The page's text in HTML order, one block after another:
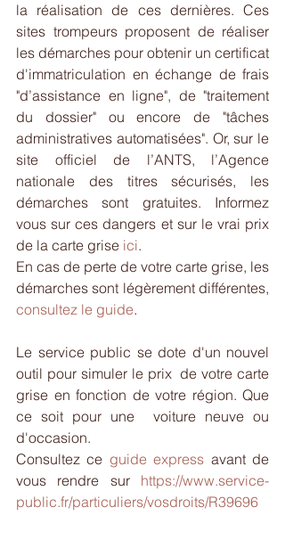
la réalisation de ces dernières. Ces
sites trompeurs proposent de réaliser
les démarches pour obtenir un certificat
d'immatriculation en échange de frais
"d’assistance en ligne", de "traitement
du dossier" ou encore de "tâches
administratives automatisées". Or, sur le
site officiel de l’ANTS, l’Agence
nationale des titres sécurisés, les
démarches sont gratuites. Informez
vous sur ces dangers et sur le vrai prix
de la carte grise ici.
En cas de perte de votre carte grise, les
consultez le guide.
Le service public se dote d'un nouvel
outil pour simuler le prix  de votre carte
grise en fonction de votre région. Que
ce soit pour une  voiture neuve ou
d'occasion.
Consultez ce guide express avant de
vous rendre sur https://www.service-
public.fr/particuliers/vosdroits/R39696